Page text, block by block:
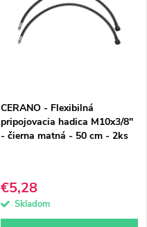
CERANO - Flexibilná
pripojovacia hadica M10x3/8"
- čierna matná - 50 cm - 2ks
€5,28
Skladom